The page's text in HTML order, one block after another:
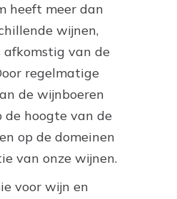
heeft meer dan
wijnen,
afkomstig van de
regelmatige
de wijnboeren
de hoogte van de
op de domeinen
van onze wijnen.
voor wijn en